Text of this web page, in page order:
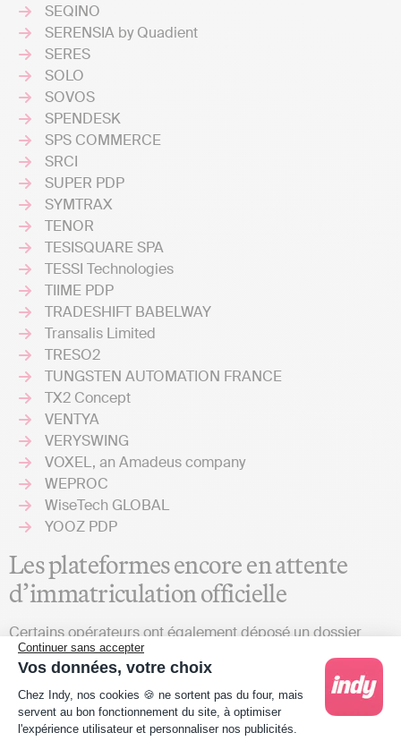
Continuer sans accepter
Vos données, votre choix
Plateforme de Gestion du Consentement :
Chez Indy, nos cookies 🍪 ne sortent pas du four, mais
servent au bon fonctionnement du site, à optimiser
l'expérience utilisateur et personnaliser nos publicités.
SEQINO
SERENSIA by Quadient
SERES
SOLO
SOVOS
SPENDESK
SPS COMMERCE
SRCI
SUPER PDP
SYMTRAX
TENOR
TESISQUARE SPA
TESSI Technologies
TIIME PDP
TRADESHIFT BABELWAY
Transalis Limited
TRESO2
TUNGSTEN AUTOMATION FRANCE
TX2 Concept
VENTYA
VERYSWING
VOXEL, an Amadeus company
WEPROC
WiseTech GLOBAL
YOOZ PDP
Les plateformes encore en attente
d’immatriculation officielle
Certains opérateurs ont également déposé un dossier
complet et conforme mais sont encore en attente de leur
immatriculation définitive, conditionnée à la réussite des
tests d’interopérabilité. La liste est la suivante :
Aruba S.p.A.